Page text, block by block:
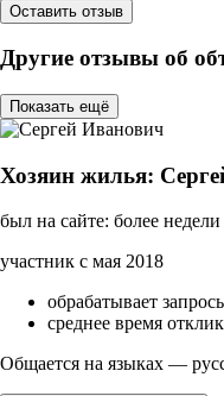
Оставить отзыв
Другие отзывы об
Показать ещё
Хозяин жилья:
был на сайте: более недели
участник с мая 2018
обрабатывает
среднее время
Общается на языках —